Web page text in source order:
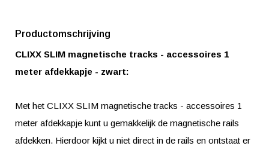
Productomschrijving
CLIXX SLIM magnetische tracks - accessoires 1
meter afdekkapje - zwart:
Met het CLIXX SLIM magnetische tracks - accessoires 1
meter afdekkapje kunt u gemakkelijk de magnetische rails
afdekken. Hierdoor kijkt u niet direct in de rails en ontstaat er